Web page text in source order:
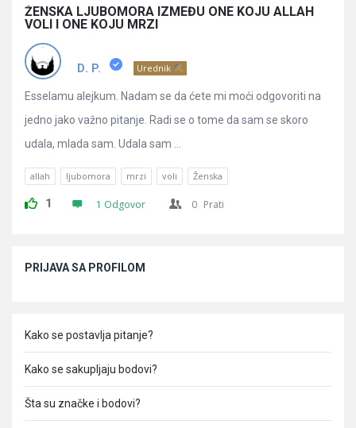
ŽENSKA LJUBOMORA IZMEĐU ONE KOJU ALLAH
VOLI I ONE KOJU MRZI
D. P. Urednik
Esselamu alejkum. Nadam se da ćete mi moći odgovoriti na
jedno jako važno pitanje. Radi se o tome da sam se skoro
udala, mlada sam. Udala sam ...
allah ljubomora mrzi voli Ženska
1 1 Odgovor 0 Prati
PRIJAVA SA PROFILOM
Kako se postavlja pitanje?
Kako se sakupljaju bodovi?
Šta su značke i bodovi?